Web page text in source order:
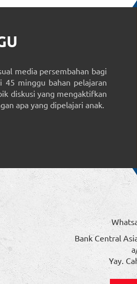
media persembahan bagi
minggu bahan pelajaran
diskusi yang mengaktifkan
apa yang dipelajari anak.
Bank Central
Yay.